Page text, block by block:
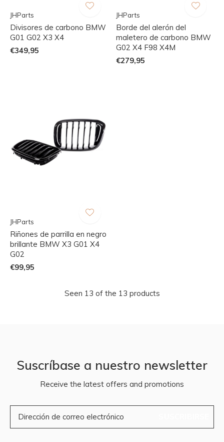
JHParts
Divisores de carbono BMW
G01 G02 X3 X4
€349,95
JHParts
Borde del alerón del
maletero de carbono BMW
G02 X4 F98 X4M
€279,95
JHParts
Riñones de parrilla en negro
brillante BMW X3 G01 X4
G02
€99,95
Seen 13 of the 13 products
Suscríbase a nuestro newsletter
Receive the latest offers and promotions